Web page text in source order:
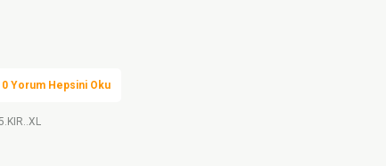
0 Yorum Hepsini Oku